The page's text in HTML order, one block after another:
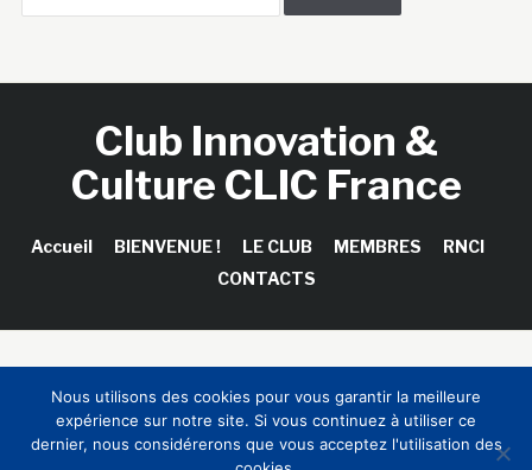
Club Innovation &
Culture CLIC France
Accueil BIENVENUE ! LE CLUB MEMBRES
RNCI
CONTACTS
Sinapses Conseils
Nous utilisons des cookies pour vous garantir la meilleure
expérience sur notre site. Si vous continuez à utiliser ce
dernier, nous considérerons que vous acceptez l'utilisation des